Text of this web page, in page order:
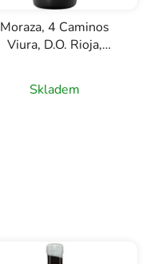
Moraza, 4 Caminos
Viura, D.O. Rioja,
0,75l
Skladem